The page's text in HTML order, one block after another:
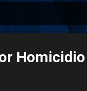
Homicidio